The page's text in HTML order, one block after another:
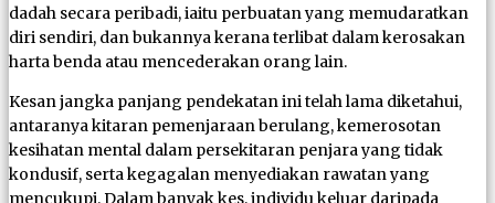
dadah secara peribadi, iaitu perbuatan yang memudaratkan
diri sendiri, dan bukannya kerana terlibat dalam kerosakan
harta benda atau mencederakan orang lain.
Kesan jangka panjang pendekatan ini telah lama diketahui,
antaranya kitaran pemenjaraan berulang, kemerosotan
kesihatan mental dalam persekitaran penjara yang tidak
kondusif, serta kegagalan menyediakan rawatan yang
mencukupi. Dalam banyak kes, individu keluar daripada